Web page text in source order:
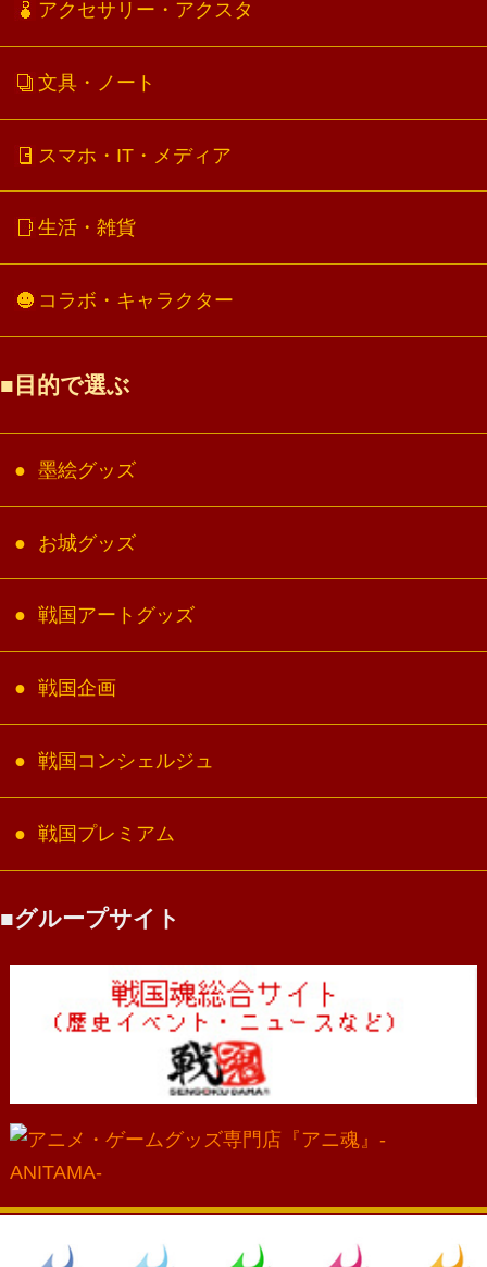
アクセサリー・アクスタ
文具・ノート
スマホ・IT・メディア
生活・雑貨
コラボ・キャラクター
目的で選ぶ
墨絵グッズ
お城グッズ
戦国アートグッズ
戦国企画
戦国コンシェルジュ
戦国プレミアム
グループサイト